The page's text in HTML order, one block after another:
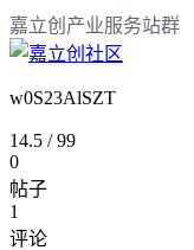
嘉立创产业服务站群
w0S23AlSZT
14.5 /99
0
帖子
1
评论